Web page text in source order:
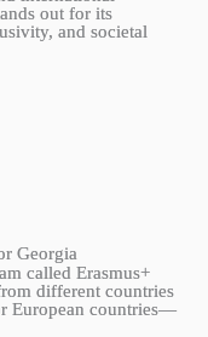
out for its
and societal
Georgia
called Erasmus+
different countries
European countries—